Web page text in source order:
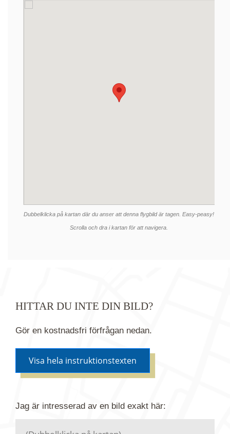
Dubbelklicka på kartan där du anser att denna flygbild är tagen. Easy-peasy!
Scrolla och dra i kartan för att navigera.
HITTAR DU INTE DIN BILD?
Gör en kostnadsfri förfrågan nedan.
Visa hela instruktionstexten
Jag är intresserad av en bild exakt här: